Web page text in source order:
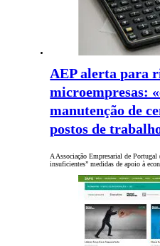
AEP alerta para
microempresas:
manutenção de
postos de
A Associação Empresarial de
insuficientes” medidas de apoio à